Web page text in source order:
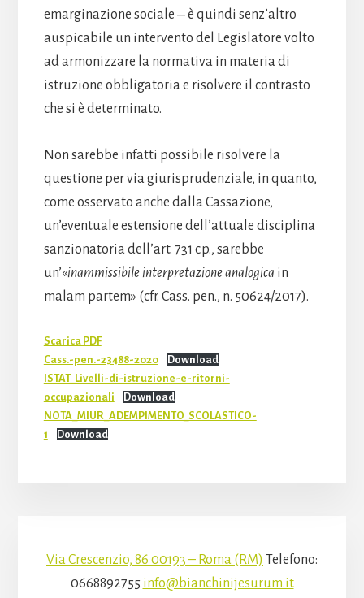
emarginazione sociale ‒ è quindi senz’altro
auspicabile un intervento del Legislatore volto
ad armonizzare la normativa in materia di
istruzione obbligatoria e risolvere il contrasto
che si è determinato.
Non sarebbe infatti possibile risolvere la
questione per via giurisprudenziale, in quanto,
come osservato anche dalla Cassazione,
un’eventuale estensione dell’attuale disciplina
sanzionatoria dell’art. 731 c.p., sarebbe
un’«inammissibile interpretazione analogica in
malam partem» (cfr. Cass. pen., n. 50624/2017).
Scarica PDF
Cass.-pen.-23488-2020
Download
ISTAT_Livelli-di-istruzione-e-ritorni-
occupazionali
Download
NOTA_MIUR_ADEMPIMENTO_SCOLASTICO-
1
Download
Via Crescenzio, 86 00193 – Roma (RM) Telefono:
0668892755 info@bianchinijesurum.it